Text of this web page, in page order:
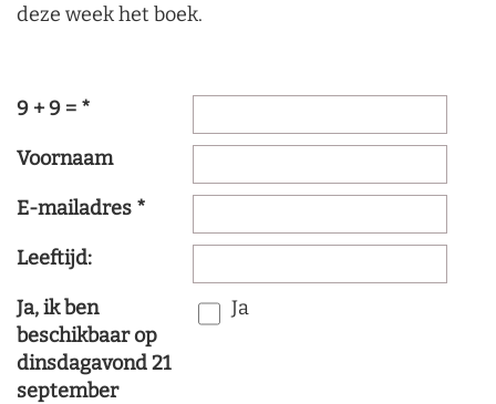
deze week het boek.
9 + 9 = *
Voornaam
E-mailadres *
Leeftijd:
Ja, ik ben
beschikbaar op
dinsdagavond 21
september
Ja